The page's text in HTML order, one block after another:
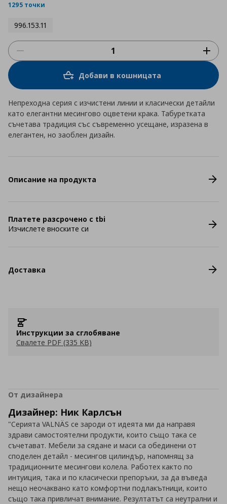
1295 точки
996.153.11
Добави в кошницата
Непреходна серия с изчистени линии и класически детайли
като елегантни месингово оцветени крака. Табуретката
съчетава традиция със съвременно усещане, изразена в
елегантен, но заоблен дизайн.
Описание на продукта
Платете разсрочено с tbi
Изчислете вноските си
Доставка
Инструкции за сглобяване
Свалете PDF (335 KB)
От дизайнера
Дизайнер: Ник Карлсън
"Серията VALNÄS се зароди от идеята ми да направя
здрави самостоятелни продукти, които също така се
съчетават. Мебели за сядане и маси са обединени от
споделен детайл - месингов цилиндър, напомнящ за
традиционните месингови колела. Работех както по
интуиция, така и по класически препоръки, за да въведа
нещо неочаквано като комфортни подлакътници, които
също така привличат внимание. Резултатът са неутрални и